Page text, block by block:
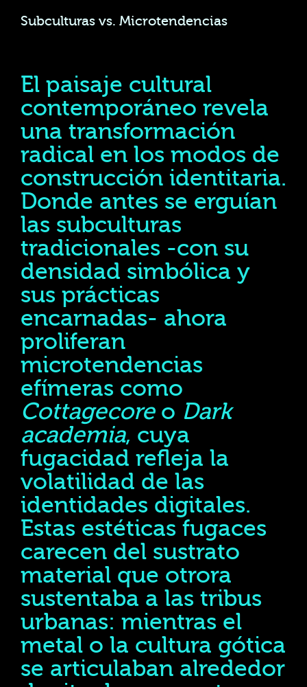
Subculturas vs. Microtendencias
El paisaje cultural
contemporáneo revela
una transformación
radical en los modos de
construcción identitaria.
Donde antes se erguían
las subculturas
tradicionales -con su
densidad simbólica y
sus prácticas
encarnadas- ahora
proliferan
microtendencias
efímeras como
Cottagecoreo Dark
academia, cuya
fugacidad refleja la
volatilidad de las
identidades digitales.
Estas estéticas fugaces
carecen del sustrato
material que otrora
sustentaba a las tribus
urbanas: mientras el
metal o la cultura gótica
se articulaban alrededor